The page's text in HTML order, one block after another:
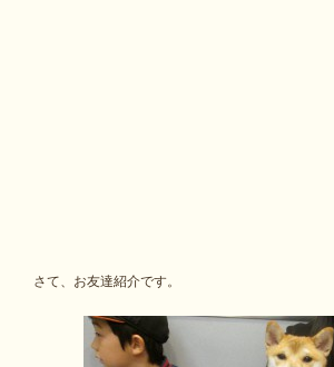
さて、お友達紹介です。